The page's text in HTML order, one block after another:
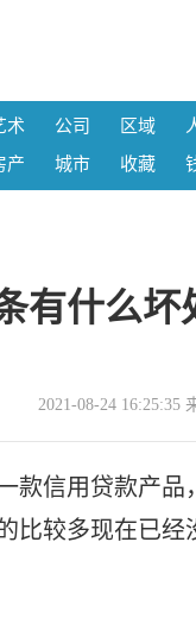
术 公司 区域
产 城市 收藏
有什么
2021-08-24 16:25:35
款信用贷款产
比较多现在已